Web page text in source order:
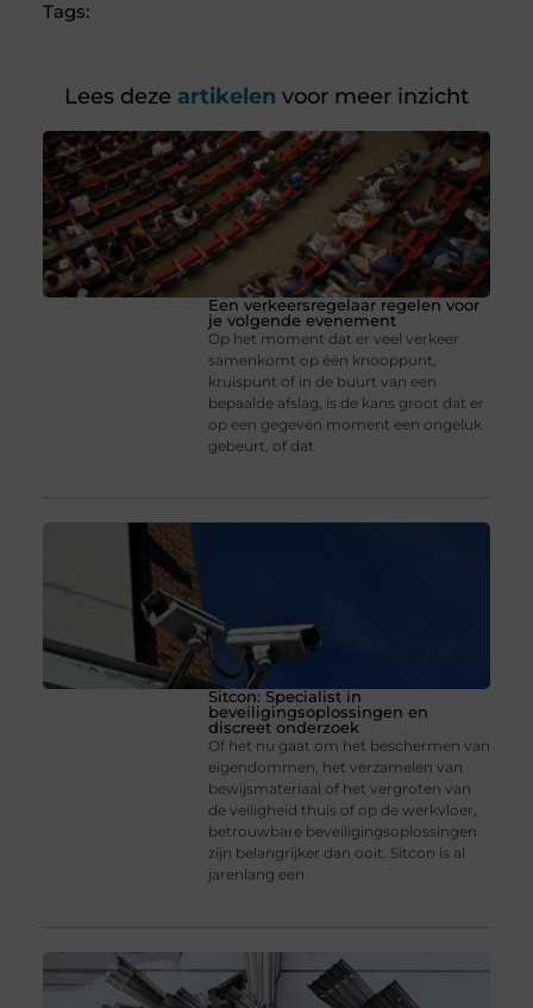
Tags:
Lees deze artikelen voor meer inzicht
Een verkeersregelaar regelen voor
je volgende evenement
Op het moment dat er veel verkeer
samenkomt op één knooppunt,
kruispunt of in de buurt van een
bepaalde afslag, is de kans groot dat er
op een gegeven moment een ongeluk
gebeurt, of dat
Sitcon: Specialist in
beveiligingsoplossingen en
discreet onderzoek
Of het nu gaat om het beschermen van
eigendommen, het verzamelen van
bewijsmateriaal of het vergroten van
de veiligheid thuis of op de werkvloer,
betrouwbare beveiligingsoplossingen
zijn belangrijker dan ooit. Sitcon is al
jarenlang een